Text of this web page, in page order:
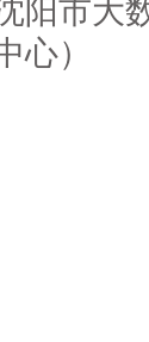
阳市大
心）